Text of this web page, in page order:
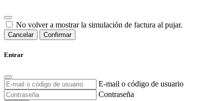
No volver a mostrar la simulación de factura al pujar.
Cancelar Confirmar
Entrar
E-mail o código de usuario
Contraseña